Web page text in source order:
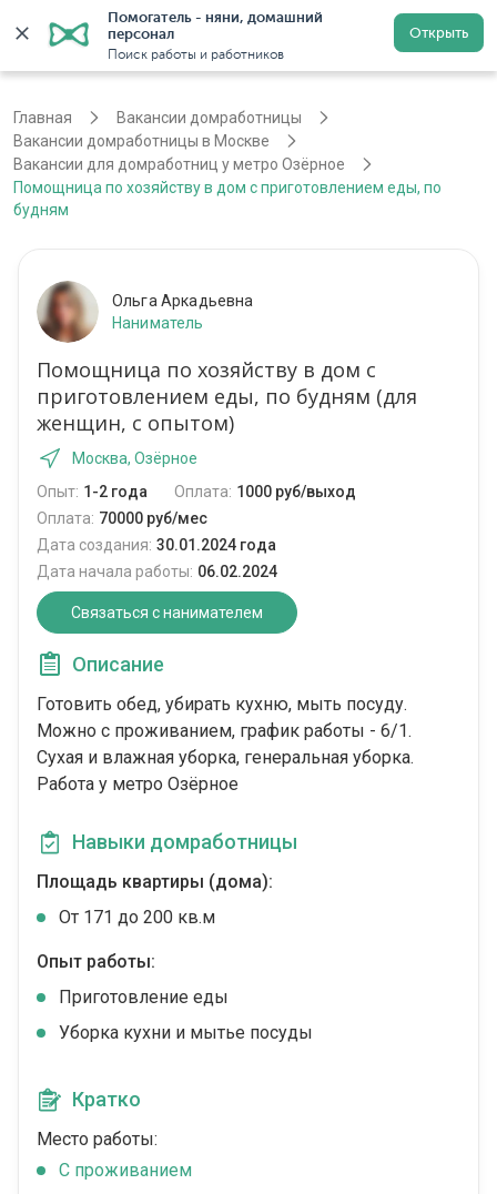
Помогатель - няни, домашний
персонал
Поиск работы и работников
Открыть
Регистрация
Главная
Вакансии домработницы
Вакансии домработницы в Москве
Вакансии для домработниц у метро Озёрное
Помощница по хозяйству в дом с приготовлением еды, по
будням
Ольга Аркадьевна
Наниматель
Помощница по хозяйству в дом с
приготовлением еды, по будням (для
женщин, с опытом)
Москва, Озёрное
Опыт: 1-2 года Оплата: 1000 руб/выход
Оплата: 70000 руб/мес
Дата создания: 30.01.2024 года
Дата начала работы: 06.02.2024
Связаться с нанимателем
Описание
Готовить обед, убирать кухню, мыть посуду.
Можно с проживанием, график работы - 6/1.
Сухая и влажная уборка, генеральная уборка.
Работа у метро Озёрное
Навыки домработницы
Площадь квартиры (дома):
От 171 до 200 кв.м
Опыт работы:
Приготовление еды
Уборка кухни и мытье посуды
Кратко
Место работы:
C проживанием